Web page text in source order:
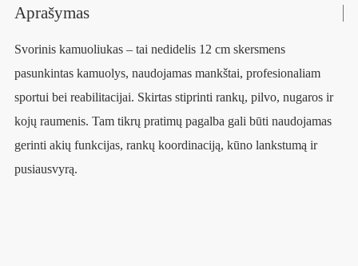
Aprašymas
Svorinis kamuoliukas – tai nedidelis 12 cm skersmens
pasunkintas kamuolys, naudojamas mankštai, profesionaliam
sportui bei reabilitacijai. Skirtas stiprinti rankų, pilvo, nugaros ir
kojų raumenis. Tam tikrų pratimų pagalba gali būti naudojamas
gerinti akių funkcijas, rankų koordinaciją, kūno lankstumą ir
pusiausvyrą.